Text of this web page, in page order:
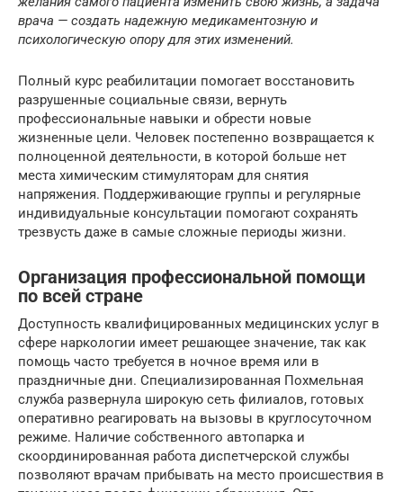
врача — создать надежную медикаментозную и
психологическую опору для этих изменений.
Полный курс реабилитации помогает восстановить
разрушенные социальные связи, вернуть
профессиональные навыки и обрести новые
жизненные цели. Человек постепенно возвращается к
полноценной деятельности, в которой больше нет
места химическим стимуляторам для снятия
напряжения. Поддерживающие группы и регулярные
индивидуальные консультации помогают сохранять
трезвусть даже в самые сложные периоды жизни.
Организация профессиональной помощи
по всей стране
Доступность квалифицированных медицинских услуг в
сфере наркологии имеет решающее значение, так как
помощь часто требуется в ночное время или в
праздничные дни. Специализированная Похмельная
служба развернула широкую сеть филиалов, готовых
оперативно реагировать на вызовы в круглосуточном
режиме. Наличие собственного автопарка и
скоординированная работа диспетчерской службы
позволяют врачам прибывать на место происшествия в